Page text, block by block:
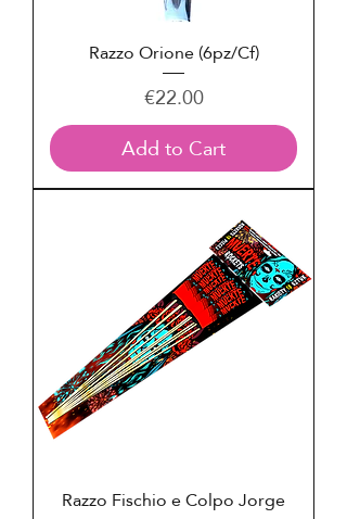
Razzo Orione (6pz/Cf)
Price
€22.00
Add to Cart
Razzo Fischio e Colpo Jorge